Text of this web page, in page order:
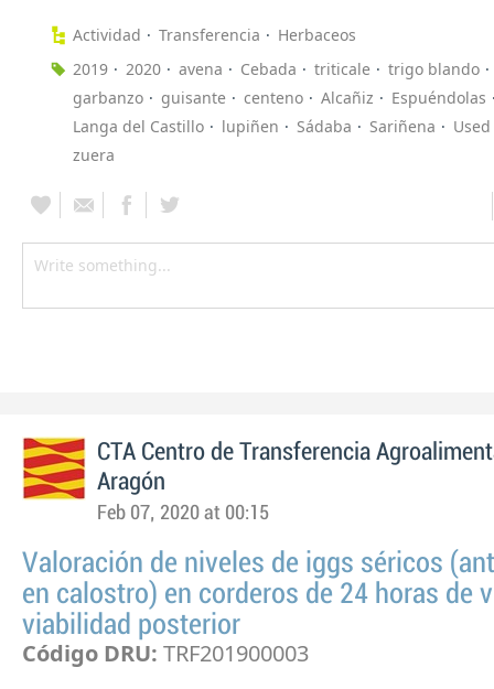
Actividad Transferencia
Herbaceos
2019
2020 avena Cebada triticale
trigo blando
garbanzo
guisante centeno Alcañiz
Espuéndolas
Langa del Castillo
lupiñen Sádaba Sariñena
Used
zuera
CTA Centro de Transferencia
Aragón
Feb 07, 2020 at 00:15
Valoración de niveles de iggs séricos
en calostro) en corderos de 24 horas de
viabilidad posterior
Código DRU: TRF201900003